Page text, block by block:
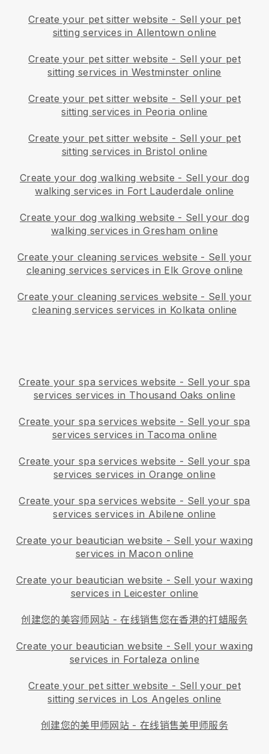
Create your pet sitter website - Sell your pet
sitting services in Allentown online
Create your pet sitter website - Sell your pet
sitting services in Westminster online
Create your pet sitter website - Sell your pet
sitting services in Peoria online
Create your pet sitter website - Sell your pet
sitting services in Bristol online
Create your dog walking website - Sell your dog
walking services in Fort Lauderdale online
Create your dog walking website - Sell your dog
walking services in Gresham online
Create your cleaning services website - Sell your
cleaning services services in Elk Grove online
Create your cleaning services website - Sell your
cleaning services services in Kolkata online
Create your spa services website - Sell your spa
services services in Thousand Oaks online
Create your spa services website - Sell your spa
services services in Tacoma online
Create your spa services website - Sell your spa
services services in Orange online
Create your spa services website - Sell your spa
services services in Abilene online
Create your beautician website - Sell your waxing
services in Macon online
Create your beautician website - Sell your waxing
services in Leicester online
创建您的美容师网站 -在线销售您在香港的打蜡服务
Create your beautician website - Sell your waxing
services in Fortaleza online
Create your pet sitter website - Sell your pet
sitting services in Los Angeles online
创建您的美甲师网站 - 在线销售美甲师服务